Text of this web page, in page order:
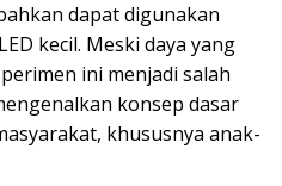
dapat digunakan
kecil. Meski daya yang
ini menjadi salah
konsep dasar
khususnya anak-